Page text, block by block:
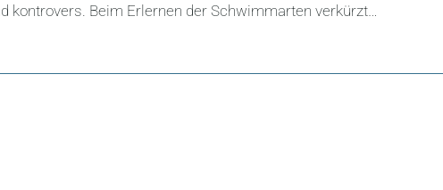
kontrovers. Beim Erlernen der Schwimmarten verkürzt…